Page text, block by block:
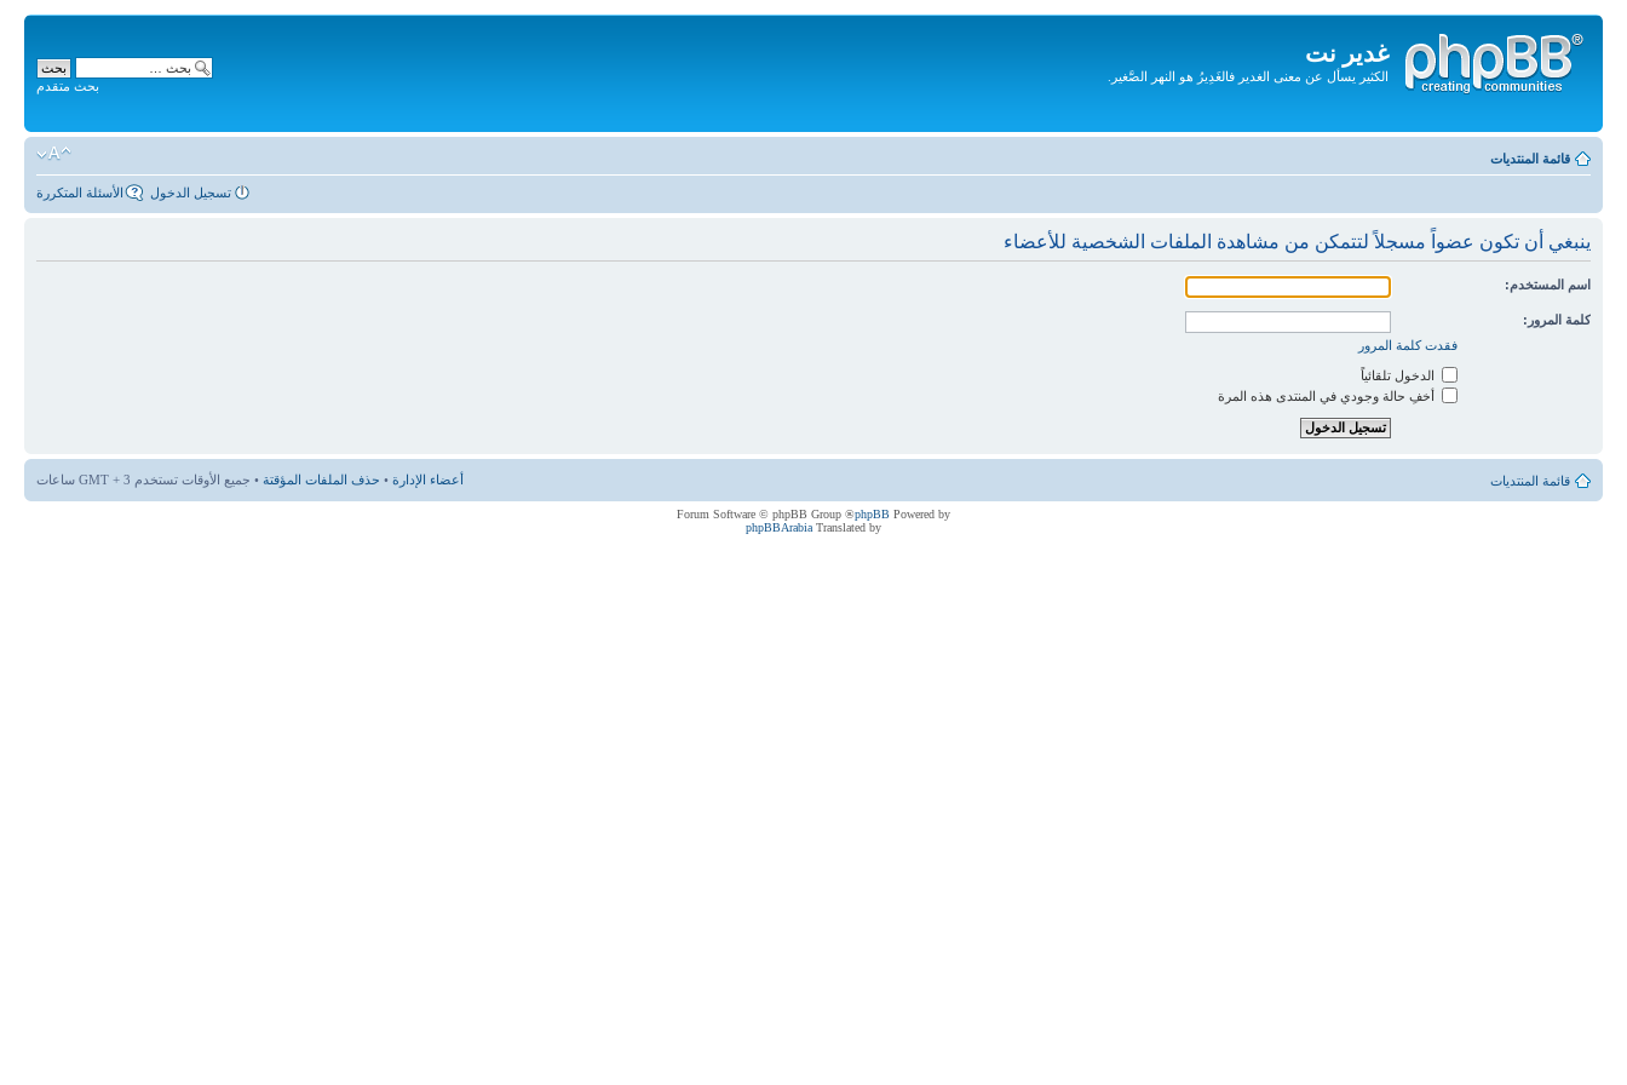
غدير نت
الكثير يسأل عن معنى الغدير فالغَدِيرُ هو النهر الصَّغير.
المحتويات
بحث متقدم
قائمة المنتديات
الأسئلة المتكررة تسجيل الدخول
ينبغي أن تكون عضواً مسجلاً لتتمكن من مشاهدة الملفات الشخصية للأعضاء
اسم المستخدم:
كلمة المرور:
فقدت كلمة المرور
الدخول تلقائياً
أخفِ حالة وجودي في المنتدى هذه المرة
قائمة المنتديات أعضاء الإدارة • حذف الملفات المؤقتة • جميع الأوقات تستخدم GMT + 3 ساعات
Powered by
phpBB
® Forum Software © phpBB Group
Translated by
phpBBArabia